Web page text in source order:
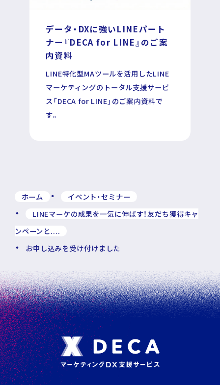
データ・DXに強いLINEパート
ナー 『DECA for LINE』のご案
内資料
LINE特化型MAツールを活用したLINE
マーケティングのトータル支援サービ
ス「DECA for LINE」のご案内資料で
す。
ホーム
イベント・セミナー
LINEマーケの成果を一気に伸ばす！友だち獲得キャ
ンペーンと....
お申し込みを受け付けました